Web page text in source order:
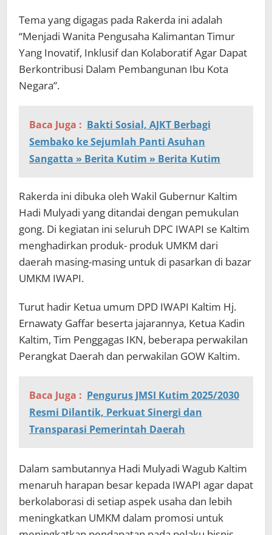
Tema yang digagas pada Rakerda ini adalah
“Menjadi Wanita Pengusaha Kalimantan Timur
Yang Inovatif, Inklusif dan Kolaboratif Agar Dapat
Berkontribusi Dalam Pembangunan Ibu Kota
Negara”.
Baca Juga : Bakti Sosial, AJKT Berbagi
Sembako ke Sejumlah Panti Asuhan
Sangatta » Berita Kutim » Berita Kutim
Rakerda ini dibuka oleh Wakil Gubernur Kaltim
Hadi Mulyadi yang ditandai dengan pemukulan
gong. Di kegiatan ini seluruh DPC IWAPI se Kaltim
menghadirkan produk- produk UMKM dari
daerah masing-masing untuk di pasarkan di bazar
UMKM IWAPI.
Turut hadir Ketua umum DPD IWAPI Kaltim Hj.
Ernawaty Gaffar beserta jajarannya, Ketua Kadin
Kaltim, Tim Penggagas IKN, beberapa perwakilan
Perangkat Daerah dan perwakilan GOW Kaltim.
Baca Juga : Pengurus JMSI Kutim 2025/2030
Resmi Dilantik, Perkuat Sinergi dan
Transparasi Pemerintah Daerah
Dalam sambutannya Hadi Mulyadi Wagub Kaltim
menaruh harapan besar kepada IWAPI agar dapat
berkolaborasi di setiap aspek usaha dan lebih
meningkatkan UMKM dalam promosi untuk